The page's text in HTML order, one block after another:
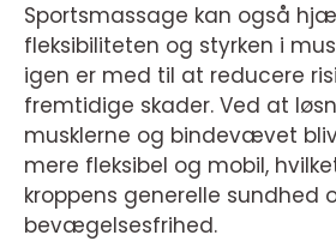
Sportsmassage kan også
fleksibiliteten og styrken i
igen er med til at reducere
fremtidige skader. Ved at
musklerne og bindevævet
mere fleksibel og mobil,
kroppens generelle sundhed
bevægelsesfrihed.